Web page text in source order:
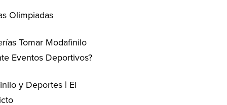
Olimpiadas
Tomar Modafinilo
Eventos Deportivos?
y Deportes | El